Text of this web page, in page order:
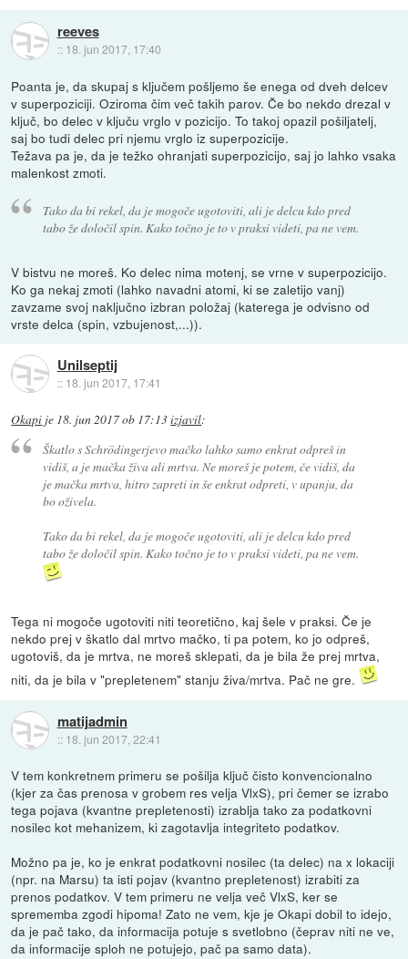
reeves
:: 18. jun 2017, 17:40
Poanta je, da skupaj s ključem pošljemo še enega od dveh delcev
v superpoziciji. Oziroma čim več takih parov. Če bo nekdo drezal v
ključ, bo delec v ključu vrglo v pozicijo. To takoj opazil pošiljatelj,
saj bo tudi delec pri njemu vrglo iz superpozicije.
Težava pa je, da je težko ohranjati superpozicijo, saj jo lahko vsaka
malenkost zmoti.
Tako da bi rekel, da je mogoče ugotoviti, ali je delcu kdo pred
tabo že določil spin. Kako točno je to v praksi videti, pa ne vem.
V bistvu ne moreš. Ko delec nima motenj, se vrne v superpozicijo.
Ko ga nekaj zmoti (lahko navadni atomi, ki se zaletijo vanj)
zavzame svoj naključno izbran položaj (katerega je odvisno od
vrste delca (spin, vzbujenost,...)).
Unilseptij
:: 18. jun 2017, 17:41
Okapi je 18. jun 2017 ob 17:13izjavil:
Škatlo s Schrödingerjevo mačko lahko samo enkrat odpreš in
vidiš, a je mačka živa ali mrtva. Ne moreš je potem, če vidiš, da
je mačka mrtva, hitro zapreti in še enkrat odpreti, v upanju, da
bo oživela.
Tako da bi rekel, da je mogoče ugotoviti, ali je delcu kdo pred
tabo že določil spin. Kako točno je to v praksi videti, pa ne vem.
Tega ni mogoče ugotoviti niti teoretično, kaj šele v praksi. Če je
nekdo prej v škatlo dal mrtvo mačko, ti pa potem, ko jo odpreš,
ugotoviš, da je mrtva, ne moreš sklepati, da je bila že prej mrtva,
niti, da je bila v "prepletenem" stanju živa/mrtva. Pač ne gre.
matijadmin
:: 18. jun 2017, 22:41
V tem konkretnem primeru se pošilja ključ čisto konvencionalno
(kjer za čas prenosa v grobem res velja VlxS), pri čemer se izrabo
tega pojava (kvantne prepletenosti) izrablja tako za podatkovni
nosilec kot mehanizem, ki zagotavlja integriteto podatkov.
Možno pa je, ko je enkrat podatkovni nosilec (ta delec) na x lokaciji
(npr. na Marsu) ta isti pojav (kvantno prepletenost) izrabiti za
prenos podatkov. V tem primeru ne velja več VlxS, ker se
sprememba zgodi hipoma! Zato ne vem, kje je Okapi dobil to idejo,
da je pač tako, da informacija potuje s svetlobno (čeprav niti ne ve,
da informacije sploh ne potujejo, pač pa samo data).